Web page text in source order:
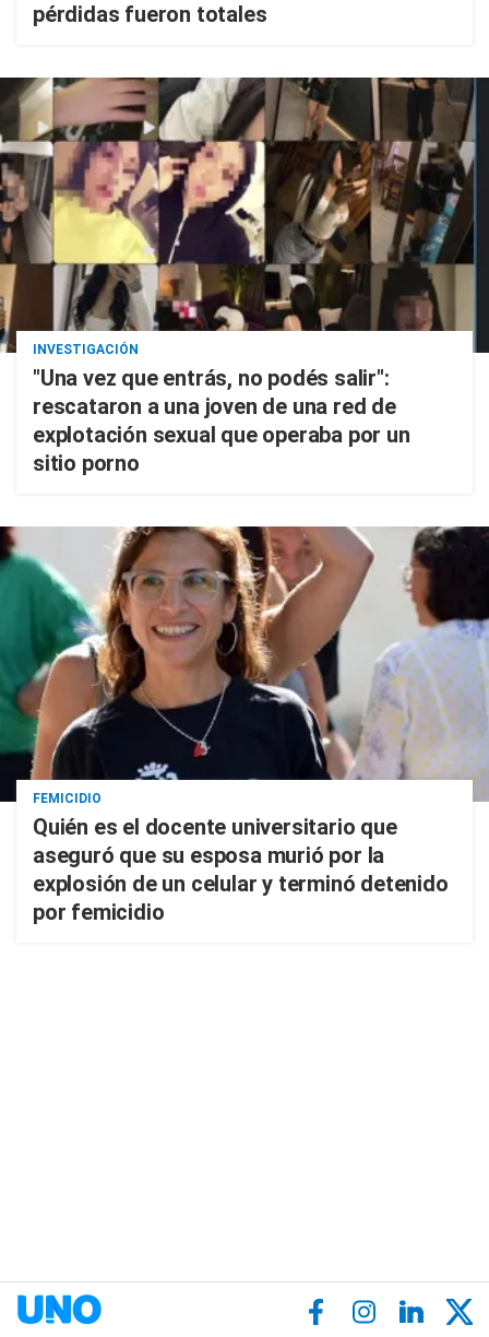
pérdidas fueron totales
INVESTIGACIÓN
"Una vez que entrás, no podés salir":
rescataron a una joven de una red de
explotación sexual que operaba por un
sitio porno
FEMICIDIO
Quién es el docente universitario que
aseguró que su esposa murió por la
explosión de un celular y terminó detenido
por femicidio